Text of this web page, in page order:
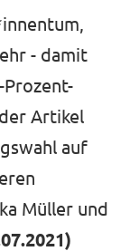
- damit
Artikel
auf
Müller und